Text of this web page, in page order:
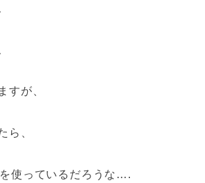
すが、
ら、
使っているだろうな….